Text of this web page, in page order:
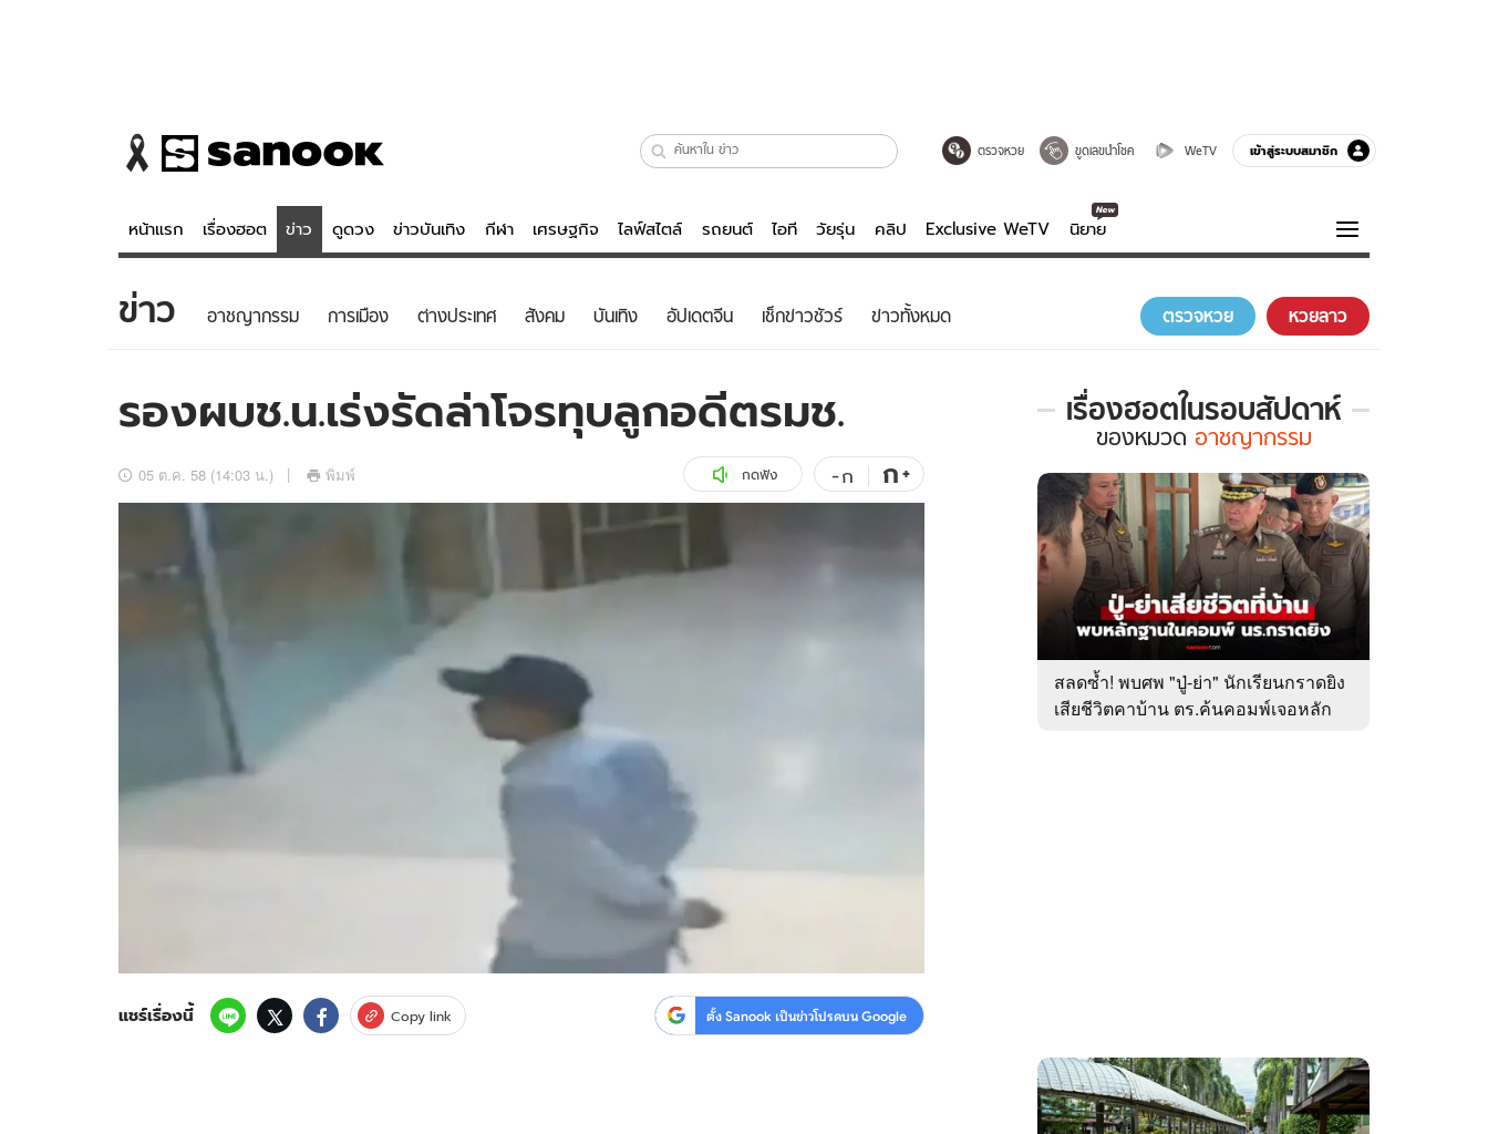
ตรวจหวย ขูดเลขนำโชค WeTV เข้าสู่ระบบสมาชิก
หน้าแรก เรื่องฮอต ข่าว ดูดวง ข่าวบันเทิง กีฬา เศรษฐกิจ ไลฟ์สไตล์ รถยนต์ ไอที วัยรุ่น คลิป Exclusive WeTV นิยาย
ข่าว
ข่าวบันเทิง
อัปเดตจีน
เช็กข่าวชัวร์
ดูดวง - ตรวจหวย
สถิติหวยไทย
ไลฟ์สไตล์
วัยรุ่น
รถยนต์
สุขภาพ
เที่ยว-กิน
บันเทิงครบรส
คลิป
พอดแคสต์
ความรู้รอบตัว
ฮาวทู
ติดตามสนุกโซเชียลได้ที่
ข่าว อาชญากรรม การเมือง ต่างประเทศ สังคม บันเทิง อัปเดตจีน เช็กข่าวชัวร์ ข่าวทั้งหมด ตรวจหวย หวยลาว
รองผบช.น.เร่งรัดล่าโจรทุบลูกอดีตรมช.
05 ต.ค. 58 (14:03 น.) พิมพ์ กดฟัง -ก ก+
แชร์เรื่องนี้ Copy link ตั้ง Sanook เป็นข่าวโปรดบน Google
เรื่องฮอตในรอบสัปดาห์
เรื่อง
ใน
รอบ
สัปดาห์
ของ
หมวด
อาชญากรรม
ของหมวด อาชญากรรม
สลดซ้ำ! พบศพ "ปู่-ย่า" นักเรียนกราดยิง
เสียชีวิตคาบ้าน ตร.ค้นคอมพ์เจอหลัก